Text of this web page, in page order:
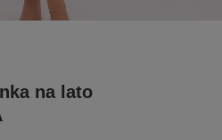
na lato